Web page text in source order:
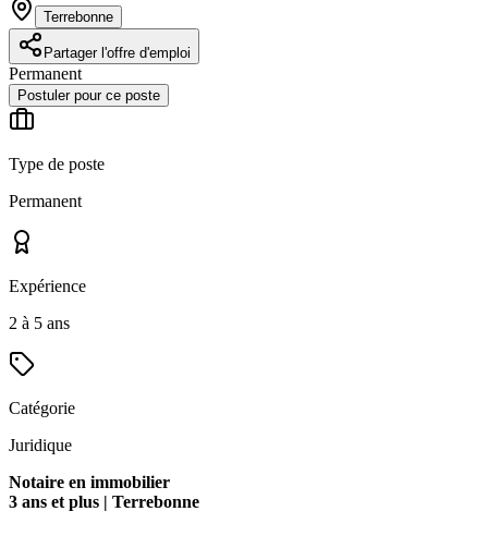
Terrebonne
Partager l'offre d'emploi
Permanent
Postuler pour ce poste
Type de poste
Permanent
Expérience
2 à 5 ans
Catégorie
Juridique
Notaire en immobilier
3 ans et plus | Terrebonne